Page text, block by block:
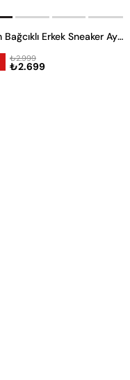
Siyah Bağcıklı Erkek Sneaker Ayakkabı
₺2.699
₺2.999